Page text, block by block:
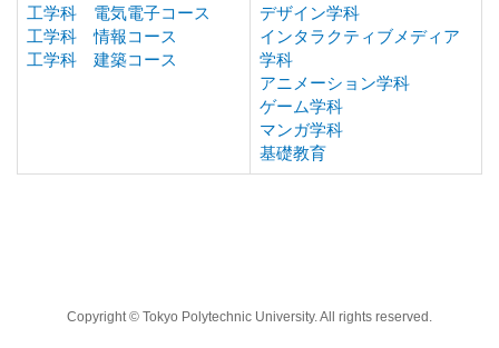
工学科 電気電子コース
工学科 情報コース
工学科 建築コース
デザイン学科
インタラクティブメディア
学科
アニメーション学科
ゲーム学科
マンガ学科
基礎教育
Copyright © Tokyo Polytechnic University. All rights reserved.